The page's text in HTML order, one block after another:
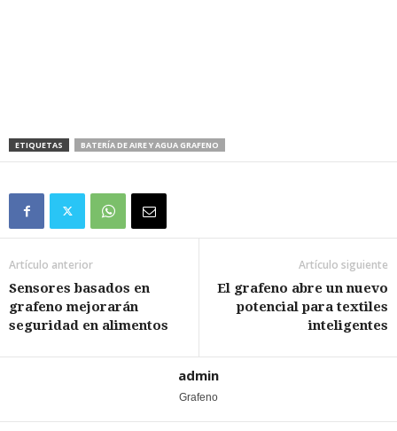
ETIQUETAS BATERÍA DE AIRE Y AGUA GRAFENO
Artículo anterior
Sensores basados en
grafeno mejorarán
seguridad en alimentos
Artículo siguiente
El grafeno abre un nuevo
potencial para textiles
inteligentes
admin
Grafeno